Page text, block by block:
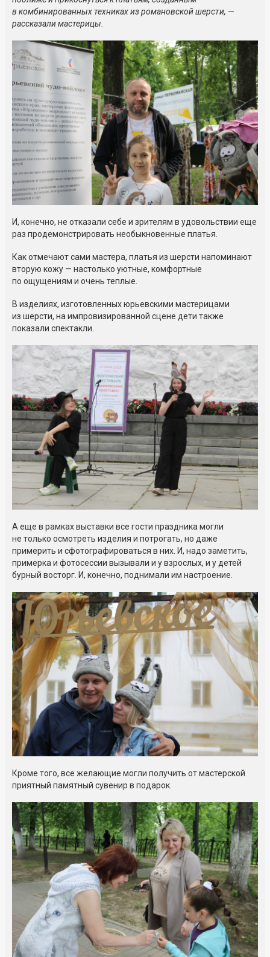
в комбинированных техниках из романовской шерсти, —
рассказали мастерицы.
И, конечно, не отказали себе и зрителям в удовольствии еще
раз продемонстрировать необыкновенные платья.
Как отмечают сами мастера, платья из шерсти напоминают
вторую кожу — настолько уютные, комфортные
по ощущениям и очень теплые.
В изделиях, изготовленных юрьевскими мастерицами
из шерсти, на импровизированной сцене дети также
показали спектакли.
А еще в рамках выставки все гости праздника могли
не только осмотреть изделия и потрогать, но даже
примерить и сфотографироваться в них. И, надо заметить,
примерка и фотосессии вызывали и у взрослых, и у детей
бурный восторг. И, конечно, поднимали им настроение.
Кроме того, все желающие могли получить от мастерской
приятный памятный сувенир в подарок.